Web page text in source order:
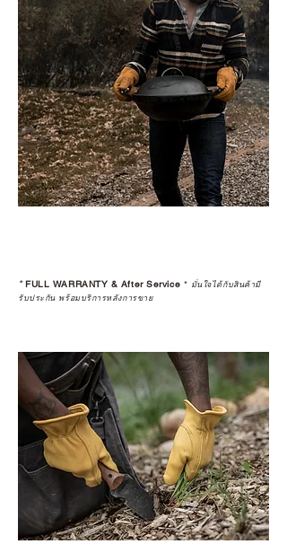
*FULL WARRANTY & After Service * มั่นใจได้กับสินค้ามี
รับประกัน พร้อมบริการหลังการขาย